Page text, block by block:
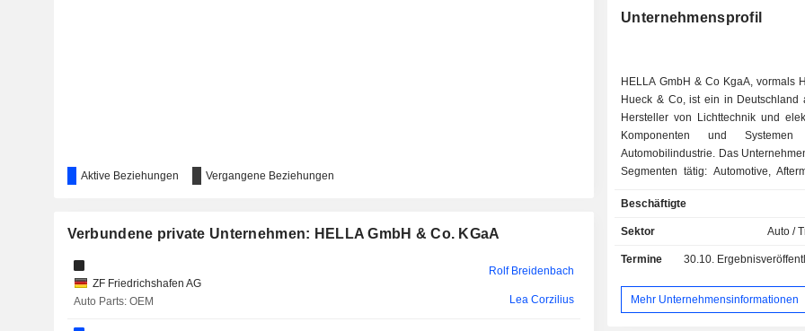
Aktive Beziehungen Vergangene Beziehungen
Verbundene private Unternehmen: HELLA GmbH & Co. KGaA
ZF Friedrichshafen AG
Auto Parts: OEM
Rolf Breidenbach
Lea Corzilius
Unternehmensprofil
HELLA GmbH & Co KgaA, vormals
Hueck & Co, ist ein in Deutschland
Hersteller von Lichttechnik und
Komponenten und
Automobilindustrie. Das
Segmenten tätig: Automotive,
Automotive umfasst das
Elektronikgeschäft und bietet
Fahrerassistenzsysteme und -
Das Segment Aftermarket umfasst
Beschäftigte
Sektor Auto /
Termine 30.10.
Mehr Unternehmensinformationen